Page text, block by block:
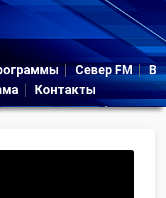
Север FM
В
Контакты